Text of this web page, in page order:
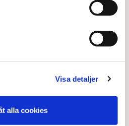
Visa detaljer
alla cookies
och stärka landets